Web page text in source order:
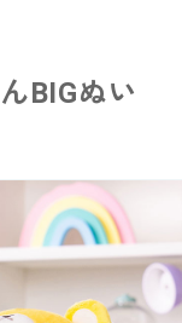
BIGぬい